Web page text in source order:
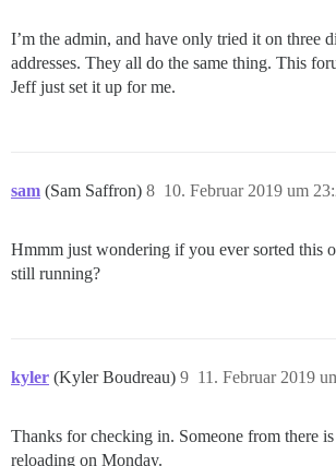
I’m the admin, and have only tried it on three
addresses. They all do the same thing. This
Jeff just set it up for me.
sam (Sam Saffron) 10. Februar 2019 um
8
Hmmm just wondering if you ever sorted this
still running?
kyler (Kyler Boudreau) 11. Februar 2019
9
Thanks for checking in. Someone from there
reloading on Monday.